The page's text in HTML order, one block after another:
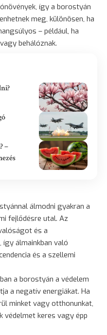
így a borostyán
meg, különösen, ha
– például, ha
behálóznak.
–
álmodni gyakran a
fejlődésre utal. Az
és a
álmainkban való
és a szellemi
a borostyán a védelem
a negatív energiákat. Ha
minket vagy otthonunkat,
védelmet keres vagy épp